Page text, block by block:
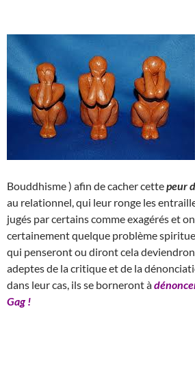
Bouddhisme ) afin de cacher cettepeur
au relationnel, qui leur ronge les
jugés par certains comme exagérés et
certainement quelque problème
qui penseront ou diront cela
adeptes de la critique et de la
dans leur cas, ils se borneront à
Gag !